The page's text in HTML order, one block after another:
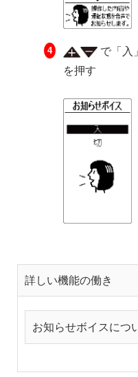
で「入
を押す
詳しい機能の働き
お知らせボイスにつ